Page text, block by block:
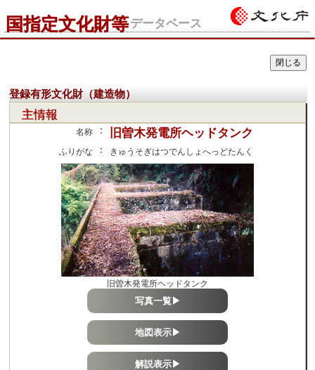
国指定文化財等データベース
登録有形文化財（建造物）
主情報
名称 ： 旧曽木発電所ヘッドタンク
ふりがな ： きゅうそぎはつでんしょへっどたんく
旧曽木発電所ヘッドタンク
写真一覧▶
地図表示▶
解説表示▶